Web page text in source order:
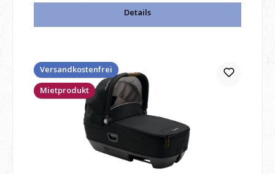
Details
Versandkostenfrei
Mietprodukt